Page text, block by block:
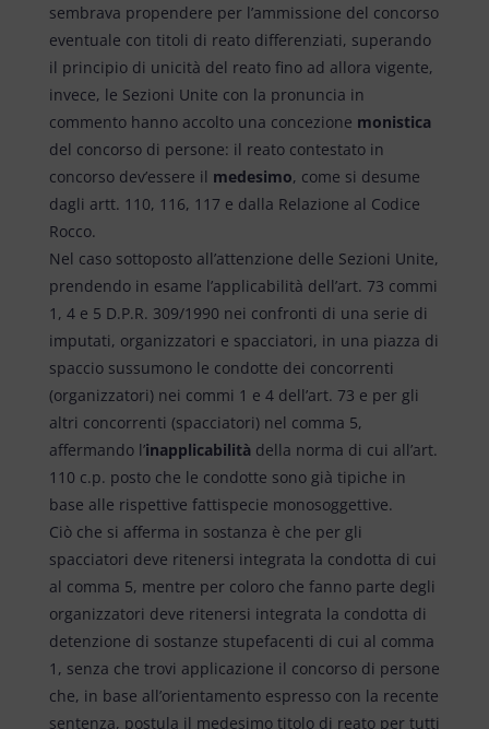
sembrava propendere per l’ammissione del concorso
eventuale con titoli di reato differenziati, superando
il principio di unicità del reato fino ad allora vigente,
invece, le Sezioni Unite con la pronuncia in
commento hanno accolto una concezione monistica
del concorso di persone: il reato contestato in
concorso dev’essere il medesimo, come si desume
dagli artt. 110, 116, 117 e dalla Relazione al Codice
Rocco.
Nel caso sottoposto all’attenzione delle Sezioni Unite,
prendendo in esame l’applicabilità dell’art. 73 commi
1, 4 e 5 D.P.R. 309/1990 nei confronti di una serie di
imputati, organizzatori e spacciatori, in una piazza di
spaccio sussumono le condotte dei concorrenti
(organizzatori) nei commi 1 e 4 dell’art. 73 e per gli
altri concorrenti (spacciatori) nel comma 5,
affermando l’inapplicabilitàdella norma di cui all’art.
110 c.p. posto che le condotte sono già tipiche in
base alle rispettive fattispecie monosoggettive.
Ciò che si afferma in sostanza è che per gli
spacciatori deve ritenersi integrata la condotta di cui
al comma 5, mentre per coloro che fanno parte degli
organizzatori deve ritenersi integrata la condotta di
detenzione di sostanze stupefacenti di cui al comma
1, senza che trovi applicazione il concorso di persone
che, in base all’orientamento espresso con la recente
sentenza, postula il medesimo titolo di reato per tutti